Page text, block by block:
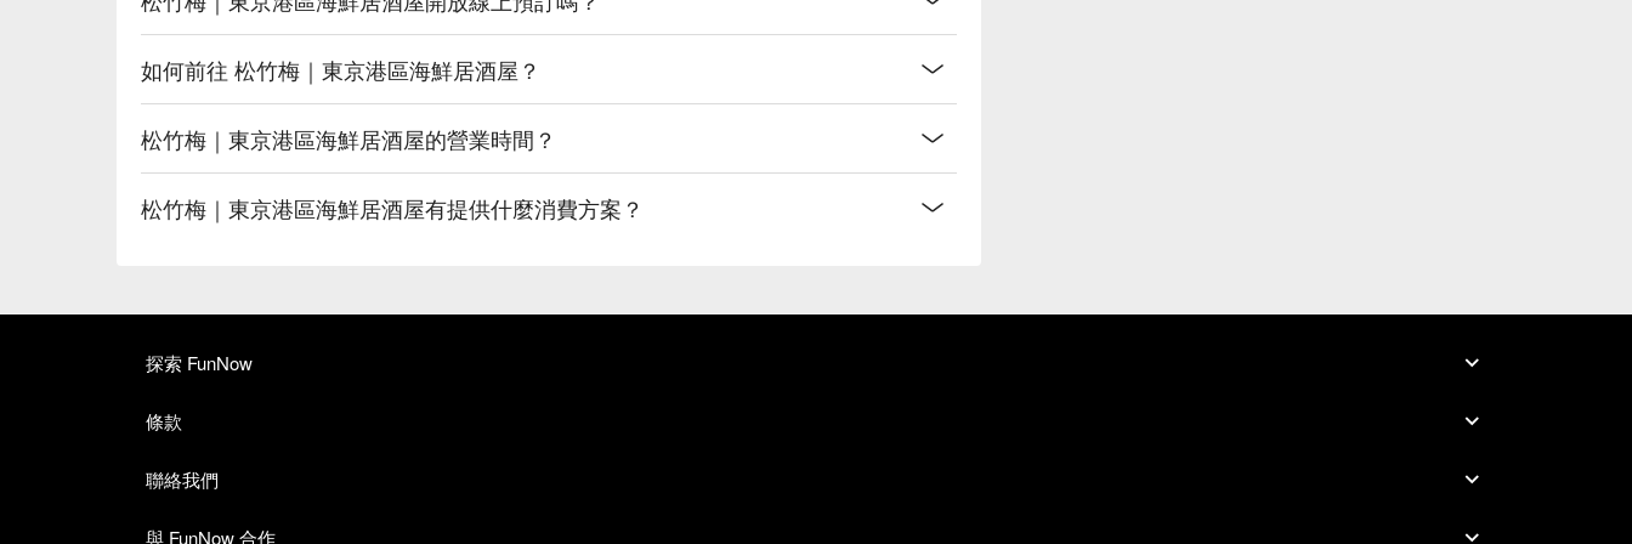
如何前往 松竹梅｜東京港區海鮮居酒屋？
松竹梅｜東京港區海鮮居酒屋的營業時間？
松竹梅｜東京港區海鮮居酒屋有提供什麼消費方案？
探索 FunNow
條款
聯絡我們
與 FunNow 合作